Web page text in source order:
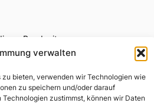
verwalten
zu bieten, verwenden wir Technologien wie
zu speichern und/oder darauf
Technologien zustimmst, können wir Daten
Band mit neuen
Urs Engeler in einem